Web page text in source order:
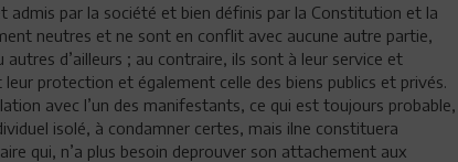
admis par la société et bien définis par la Constitution et la
neutres et ne sont en conflit avec aucune autre partie,
d’ailleurs ; au contraire, ils sont à leur service et
protection et également celle des biens publics et privés.
avec l’un des manifestants, ce qui est toujours probable,
isolé, à condamner certes, mais ilne constituera
qui, n’a plus besoin deprouver son attachement aux